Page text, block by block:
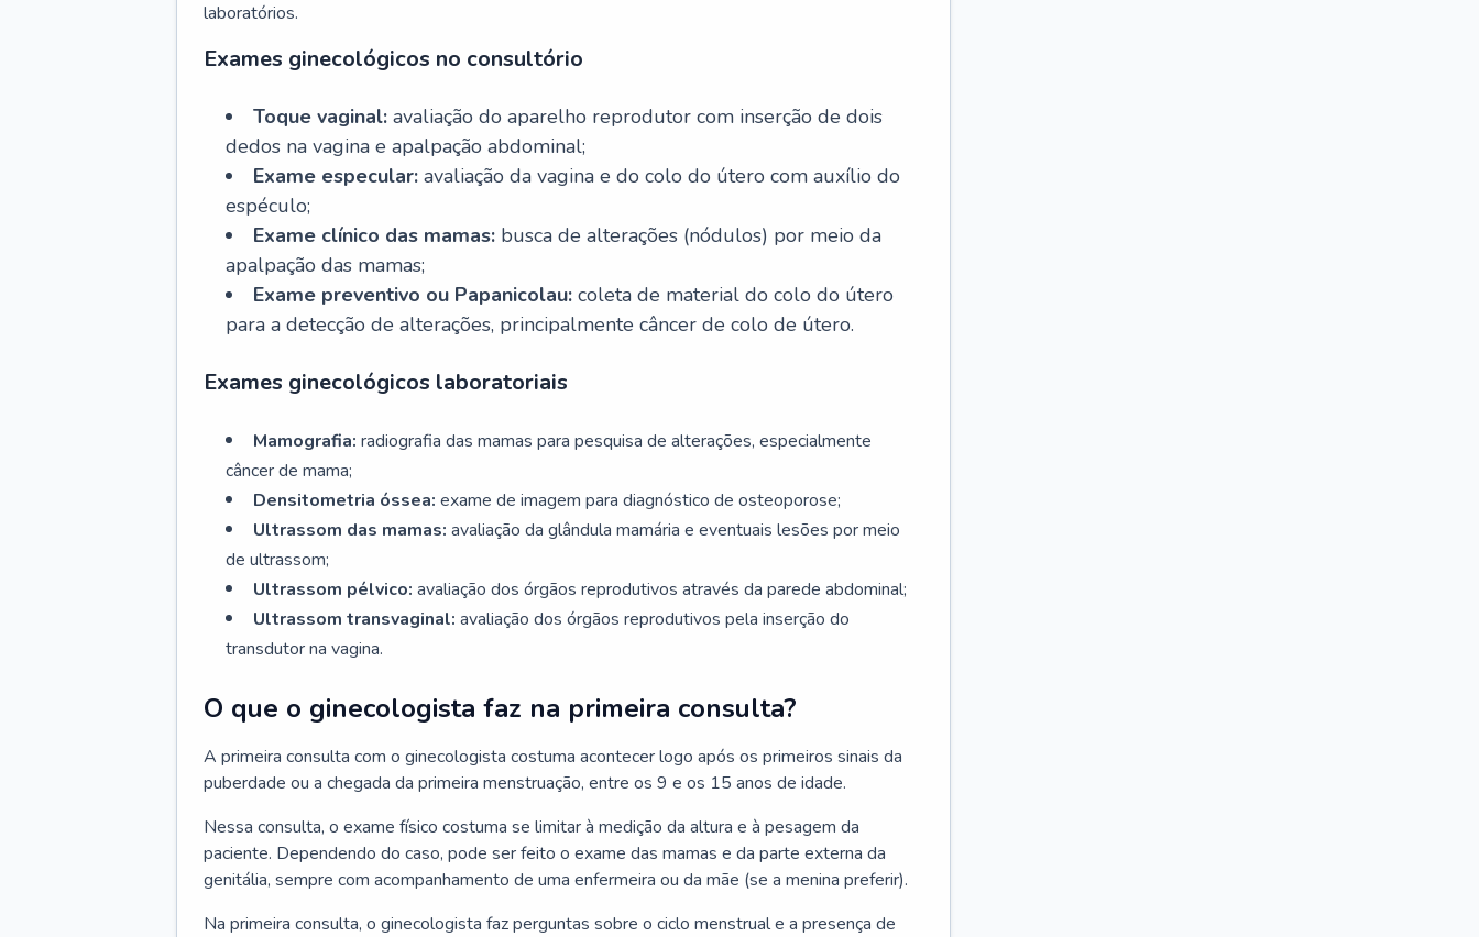
laboratórios.
Exames ginecológicos no consultório
Toque vaginal: avaliação do aparelho reprodutor com inserção de dois
dedos na vagina e apalpação abdominal;
Exame especular: avaliação da vagina e do colo do útero com auxílio do
espéculo;
Exame clínico das mamas: busca de alterações (nódulos) por meio da
apalpação das mamas;
Exame preventivo ou Papanicolau: coleta de material do colo do útero
para a detecção de alterações, principalmente câncer de colo de útero.
Exames ginecológicos laboratoriais
Mamografia: radiografia das mamas para pesquisa de alterações, especialmente
câncer de mama;
Densitometria óssea: exame de imagem para diagnóstico de osteoporose;
Ultrassom das mamas: avaliação da glândula mamária e eventuais lesões por meio
de ultrassom;
Ultrassom pélvico: avaliação dos órgãos reprodutivos através da parede abdominal;
Ultrassom transvaginal: avaliação dos órgãos reprodutivos pela inserção do
transdutor na vagina.
O que o ginecologista faz na primeira consulta?
A primeira consulta com o ginecologista costuma acontecer logo após os primeiros sinais da
puberdade ou a chegada da primeira menstruação, entre os 9 e os 15 anos de idade.
Nessa consulta, o exame físico costuma se limitar à medição da altura e à pesagem da
paciente. Dependendo do caso, pode ser feito o exame das mamas e da parte externa da
genitália, sempre com acompanhamento de uma enfermeira ou da mãe (se a menina preferir).
Na primeira consulta, o ginecologista faz perguntas sobre o ciclo menstrual e a presença de